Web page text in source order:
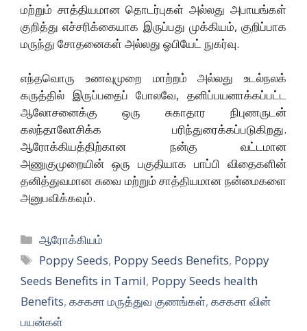
மற்றும் சாத்தியமான தொடர்புகள் அல்லது அபாயங்கள்
குறித்து எச்சரிக்கையாக இருப்பது முக்கியம், குறிப்பாக
மருந்து சோதனைகள் அல்லது ஓபியேட் நுகர்வு.
எந்தவொரு உணவுமுறை மாற்றம் அல்லது உடல்நலக்
கருத்தில் இருப்பதைப் போலவே, தனிப்பயனாக்கப்பட்ட
ஆலோசனைக்கு ஒரு சுகாதார நிபுணருடன்
கலந்தாலோசிக்க பரிந்துரைக்கப்படுகிறது.
ஆரோக்கியத்திற்கான நன்கு வட்டமான
அணுகுமுறையின் ஒரு பகுதியாக பாப்பி விதைகளின்
தனித்துவமான சுவை மற்றும் சாத்தியமான நன்மைகளை
அனுபவிக்கவும்.
Categories
ஆரோக்கியம்
Tags
Poppy Seeds, Poppy Seeds Benefits, Poppy
Seeds Benefits in Tamil, Poppy Seeds health
Benefits, கசகசா மருத்துவ குணங்கள், கசகசா வின்
பயன்கள்